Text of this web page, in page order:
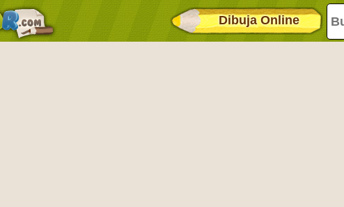
Dibuja Online